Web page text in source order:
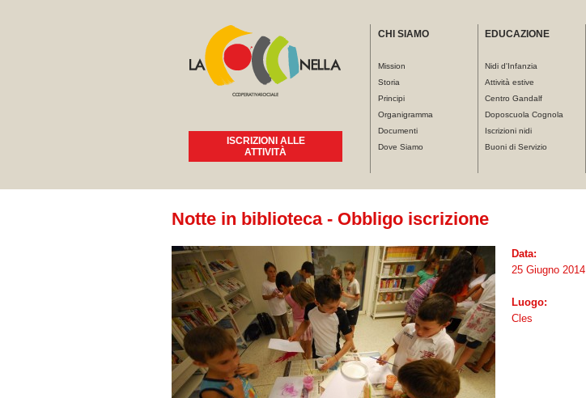
ISCRIZIONI ALLE
ATTIVITÀ
CHI SIAMO
Mission
Storia
Principi
Organigramma
Documenti
Dove Siamo
EDUCAZIONE
Nidi d'Infanzia
Attività estive
Centro Gandalf
Doposcuola Cognola
Iscrizioni nidi
Buoni di Servizio
Tu sei qui
Notte in biblioteca - Obbligo iscrizione
Data:
25 Giugno 2014
Luogo:
Cles